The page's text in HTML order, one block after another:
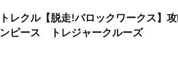
トレクル【脱走!バロックワークス】
ンピース トレジャークルーズ